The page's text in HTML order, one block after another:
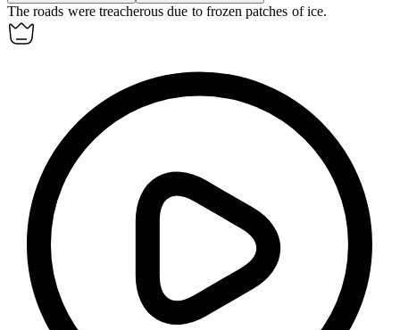
The roads were treacherous due to frozen patches of ice.